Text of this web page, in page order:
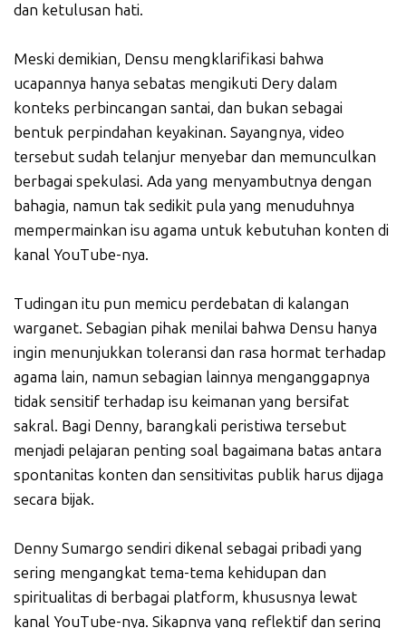
dan ketulusan hati.
Meski demikian, Densu mengklarifikasi bahwa
ucapannya hanya sebatas mengikuti Dery dalam
konteks perbincangan santai, dan bukan sebagai
bentuk perpindahan keyakinan. Sayangnya, video
tersebut sudah telanjur menyebar dan memunculkan
berbagai spekulasi. Ada yang menyambutnya dengan
bahagia, namun tak sedikit pula yang menuduhnya
mempermainkan isu agama untuk kebutuhan konten di
kanal YouTube-nya.
Tudingan itu pun memicu perdebatan di kalangan
warganet. Sebagian pihak menilai bahwa Densu hanya
ingin menunjukkan toleransi dan rasa hormat terhadap
agama lain, namun sebagian lainnya menganggapnya
tidak sensitif terhadap isu keimanan yang bersifat
sakral. Bagi Denny, barangkali peristiwa tersebut
menjadi pelajaran penting soal bagaimana batas antara
spontanitas konten dan sensitivitas publik harus dijaga
secara bijak.
Denny Sumargo sendiri dikenal sebagai pribadi yang
sering mengangkat tema-tema kehidupan dan
spiritualitas di berbagai platform, khususnya lewat
kanal YouTube-nya. Sikapnya yang reflektif dan sering